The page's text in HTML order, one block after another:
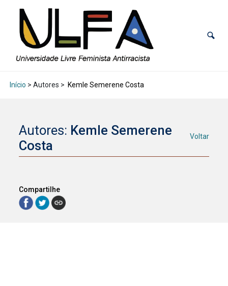
Início > Autores > Kemle Semerene Costa
Autores: Kemle Semerene
Costa
Voltar
Compartilhe